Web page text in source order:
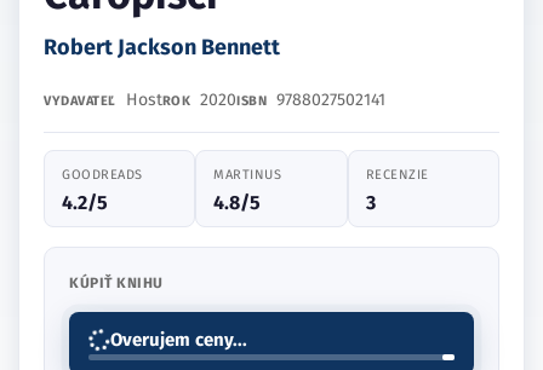
Robert Jackson Bennett
VYDAVATEĽ HostROK 2020ISBN 9788027502141
GOODREADS
4.2/5
MARTINUS
4.8/5
RECENZIE
3
KÚPIŤ KNIHU
Overujem ceny...